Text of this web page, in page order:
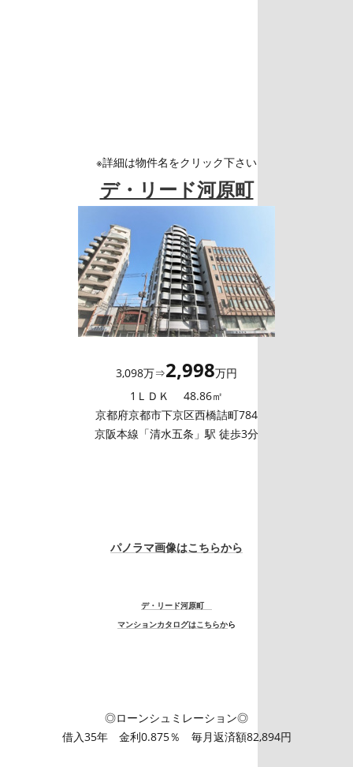
※詳細は物件名をクリック下さい
デ・リード河原町
3,098万⇒2,998万円
1ＬＤＫ 48.86㎡
京都府京都市下京区西橋詰町784
京阪本線「清水五条」駅 徒歩3分
パノラマ画像はこちらから
デ・リード河原町
マンションカタログはこちらから
◎ローンシュミレーション◎
借入35年 金利0.875％ 毎月返済額82,894円